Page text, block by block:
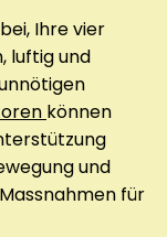
Ihre vier
luftig und
können
und
für